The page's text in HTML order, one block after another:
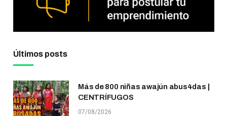
Últimos posts
Más de 800 niñas awajún abus4das |
CENTRÍFUGOS
07/08/2026